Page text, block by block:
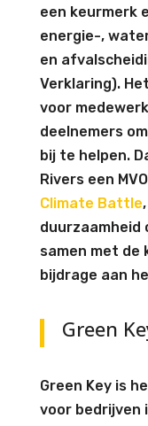
een keurmerk
energie-,
en
Verklaring).
voor
deelnemers
bij te helpen.
Rivers een
Climate Battle
duurzaamheid
samen met de
bijdrage aan
Green
Green Key is
voor bedrijven